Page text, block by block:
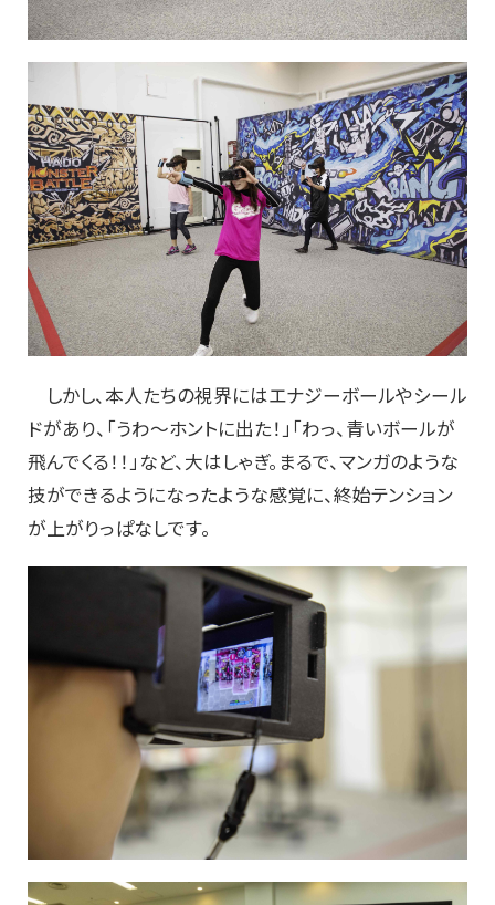
しかし、本人たちの視界にはエナジーボールやシール
ドがあり、「うわ～ホントに出た！」「わっ、青いボールが
飛んでくる！！」など、大はしゃぎ。まるで、マンガのような
技ができるようになったような感覚に、終始テンション
が上がりっぱなしです。